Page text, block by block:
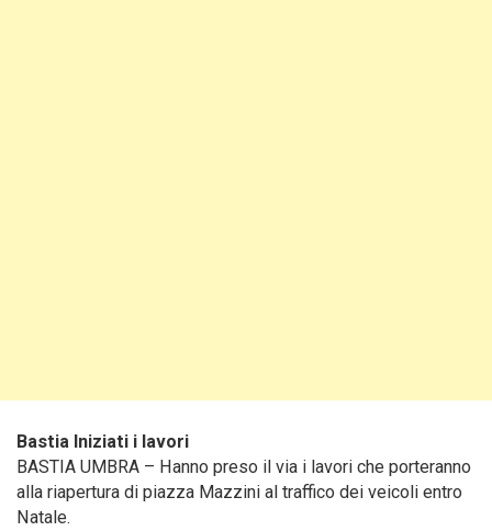
Bastia Iniziati i lavori
BASTIA UMBRA – Hanno preso il via i lavori che porteranno
alla riapertura di piazza Mazzini al traffico dei veicoli entro
Natale.